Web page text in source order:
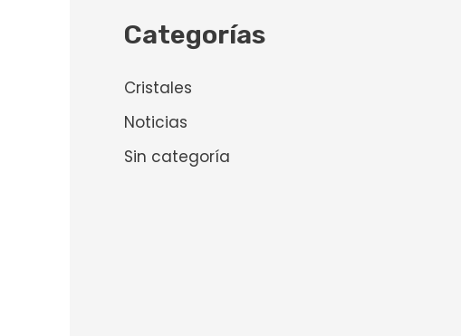
Categorías
Cristales
Noticias
Sin categoría